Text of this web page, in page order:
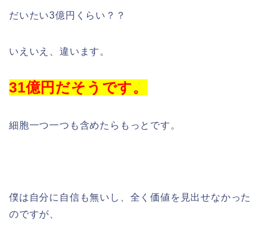
だいたい3億円くらい？？
いえいえ、違います。
31億円だそうです。
細胞一つ一つも含めたらもっとです。
僕は自分に自信も無いし、全く価値を見出せなかった
のですが、